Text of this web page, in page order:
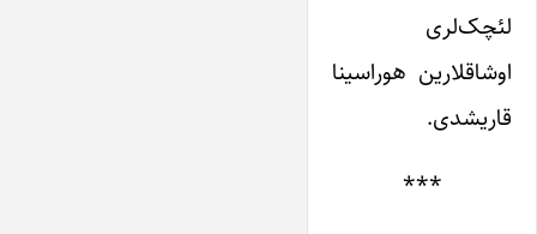
لئچک‌لری
اوشاقلارین هوراسینا
قاریشدی.
***